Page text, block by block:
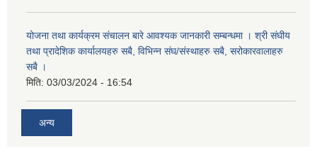
योजना तथा कार्यक्रम संचालन बारे आवश्यक जानकारी सम्बन्धमा । श्री संघीय
तथा प्रादेशिक कार्यालयहरु सबै, विभिन्‍न संघ/संस्थाहरु सबै, सरोकारवालाहरु
सबै ।
मिति: 03/03/2024 - 16:54
अन्य